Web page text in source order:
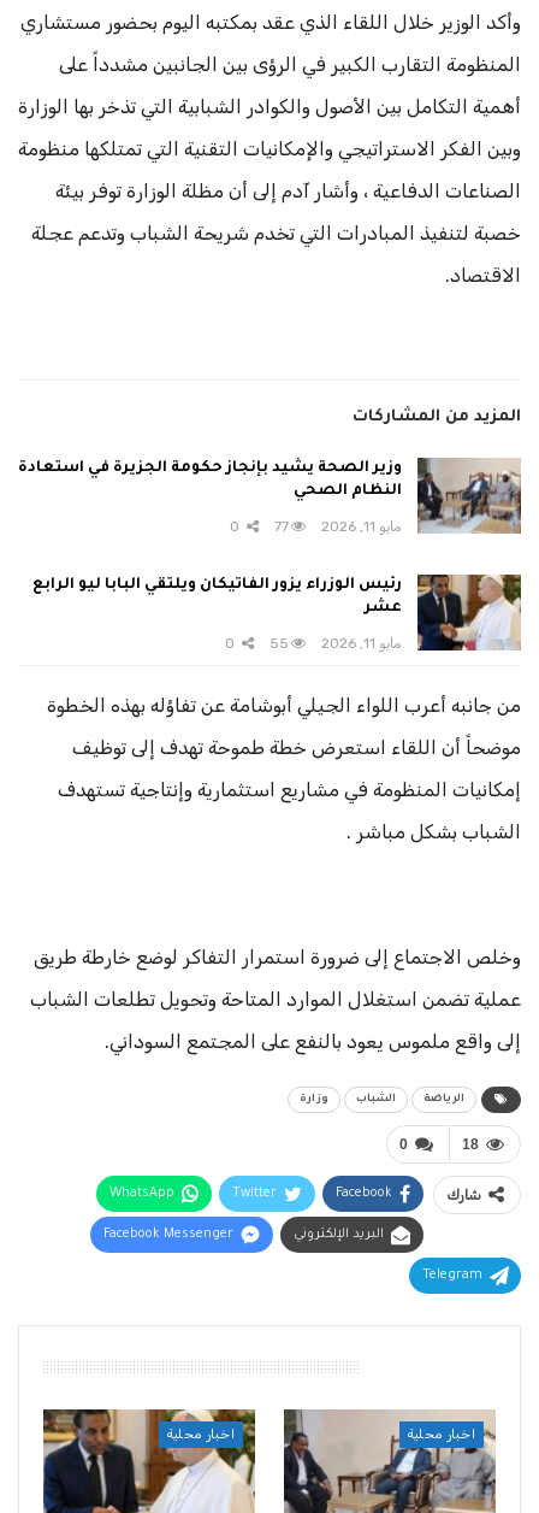
​وأكد الوزير خلال اللقاء الذي عقد بمكتبه اليوم بحضور مستشاري
المنظومة التقارب الكبير في الرؤى بين الجانبين مشدداً على
أهمية التكامل بين الأصول والكوادر الشبابية التي تذخر بها الوزارة
وبين الفكر الاستراتيجي والإمكانيات التقنية التي تمتلكها منظومة
الصناعات الدفاعية ، وأشار آدم إلى أن مظلة الوزارة توفر بيئة
خصبة لتنفيذ المبادرات التي تخدم شريحة الشباب وتدعم عجلة
الاقتصاد.
المزيد من المشاركات
وزير الصحة يشيد بإنجاز حكومة الجزيرة في استعادة
النظام الصحي
مايو 11, 2026 77
رئيس الوزراء يزور الفاتيكان ويلتقي البابا ليو الرابع
عشر
مايو 11, 2026 55
​من جانبه أعرب اللواء الجيلي أبوشامة عن تفاؤله بهذه الخطوة
موضحاً أن اللقاء استعرض خطة طموحة تهدف إلى توظيف
إمكانيات المنظومة في مشاريع استثمارية وإنتاجية تستهدف
الشباب بشكل مباشر .
وخلص الاجتماع إلى ضرورة استمرار التفاكر لوضع خارطة طريق
عملية تضمن استغلال الموارد المتاحة وتحويل تطلعات الشباب
إلى واقع ملموس يعود بالنفع على المجتمع السوداني.
الرياضة الشباب وزارة
0 18
شارك Facebook
Twitter
WhatsApp
البريد الإلكتروني Facebook Messenger
Telegram
اخبار محلية اخبار محلية